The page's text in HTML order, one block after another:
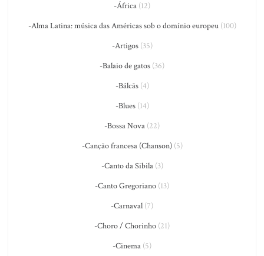
-África (12)
-Alma Latina: música das Américas sob o domínio europeu(100)
-Artigos(35)
-Balaio de gatos (36)
-Bálcãs(4)
-Blues(14)
-Bossa Nova (22)
-Canção francesa (Chanson)(5)
-Canto da Sibila(3)
-Canto Gregoriano (13)
-Carnaval (7)
-Choro / Chorinho (21)
-Cinema (5)